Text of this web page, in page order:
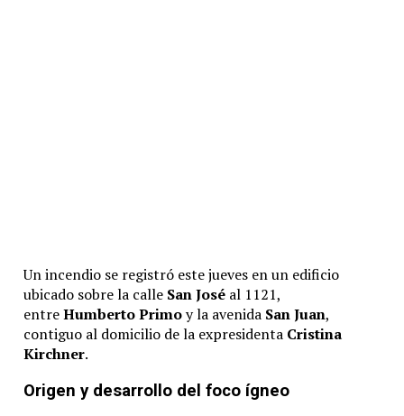
Un incendio se registró este jueves en un edificio
ubicado sobre la calle San Joséal 1121,
entreHumberto Primoy la avenida San Juan,
contiguo al domicilio de la expresidenta Cristina
Kirchner.
Origen y desarrollo del foco ígneo